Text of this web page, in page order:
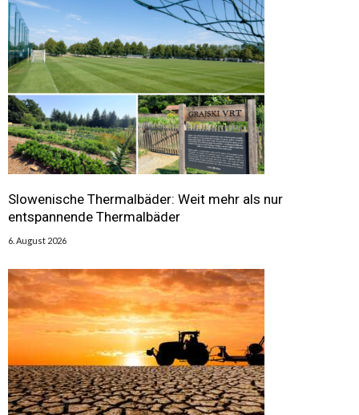
Slowenische Thermalbäder: Weit mehr als nur
entspannende Thermalbäder
6. August 2026